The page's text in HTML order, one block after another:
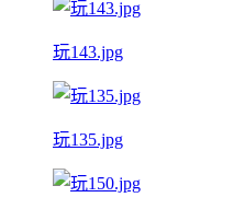
玩143.jpg
玩135.jpg